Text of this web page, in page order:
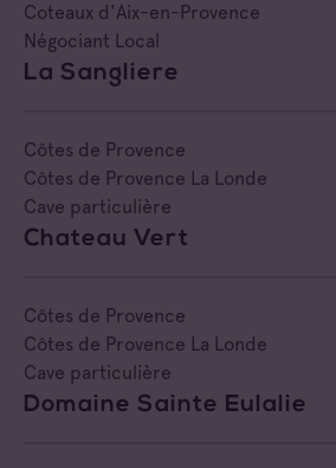
Coteaux d'Aix-en-Provence
Négociant Local
La Sangliere
Côtes de Provence
Côtes de Provence La Londe
Cave particulière
Chateau Vert
Côtes de Provence
Côtes de Provence La Londe
Cave particulière
Domaine Sainte Eulalie